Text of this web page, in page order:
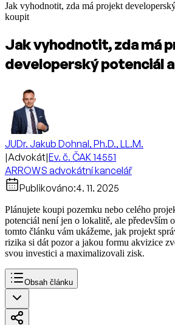
Jak vyhodnotit, zda má projekt
koupit
Jak vyhodnotit, zda má
developerský potenciál
JUDr. Jakub Dohnal, Ph.D., LL.M.
|Advokát|Ev. č. ČAK 14551
ARROWS advokátní kancelář
Publikováno:4. 11. 2025
Plánujete koupi pozemku nebo celého
potenciál není jen o lokalitě, ale především
tomto článku vám ukážeme, jak projekt
rizika si dát pozor a jakou formu akvizice
svou investici a maximalizovali zisk.
Obsah článku